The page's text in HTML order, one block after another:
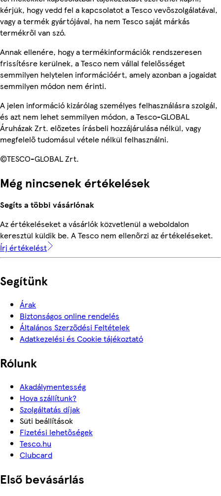
kérjük, hogy vedd fel a kapcsolatot a Tesco vevőszolgálatával,
vagy a termék gyártójával, ha nem Tesco saját márkás
termékről van szó.
Annak ellenére, hogy a termékinformációk rendszeresen
frissítésre kerülnek, a Tesco nem vállal felelősséget
semmilyen helytelen információért, amely azonban a jogaidat
semmilyen módon nem érinti.
A jelen információ kizárólag személyes felhasználásra szolgál,
és azt nem lehet semmilyen módon, a Tesco-GLOBAL
Áruházak Zrt. előzetes írásbeli hozzájárulása nélkül, vagy
megfelelő tudomásul vétele nélkül felhasználni.
©TESCO-GLOBAL Zrt.
Még nincsenek értékelések
Segíts a többi vásárlónak
Az értékeléseket a vásárlók közvetlenül a weboldalon
keresztül küldik be. A Tesco nem ellenőrzi az értékeléseket.
Írj értékelést
Segítünk
Árak
Biztonságos online rendelés
Általános Szerződési Feltételek
Adatkezelési és Cookie tájékoztató
Rólunk
Akadálymentesség
Hova szállítunk?
Szolgáltatás díjak
Süti beállítások
Fizetési lehetőségek
Tesco.hu
Clubcard
Első bevásárlás